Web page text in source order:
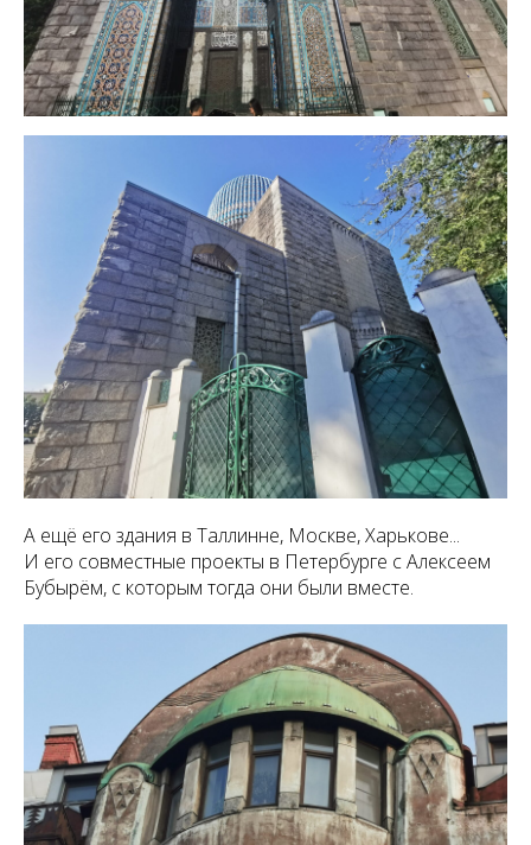
А ещё его здания в Таллинне, Москве, Харькове...
И его совместные проекты в Петербурге с Алексеем
Бубырём, с которым тогда они были вместе.